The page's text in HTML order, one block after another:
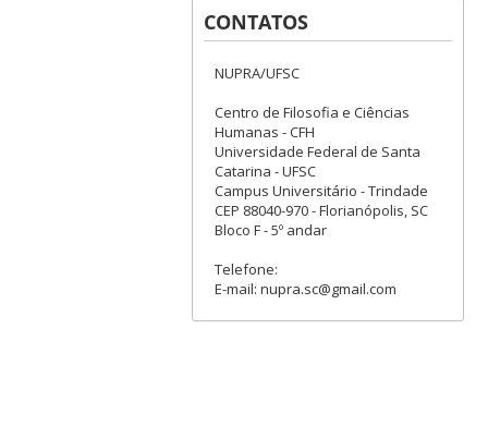
CONTATOS
NUPRA/UFSC
Centro de Filosofia e Ciências
Humanas - CFH
Universidade Federal de Santa
Catarina - UFSC
Campus Universitário - Trindade
CEP 88040-970 - Florianópolis, SC
Bloco F - 5º andar
Telefone:
E-mail: nupra.sc@gmail.com